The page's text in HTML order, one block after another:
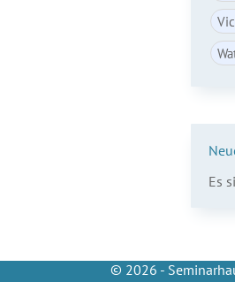
Es
© 2026 -